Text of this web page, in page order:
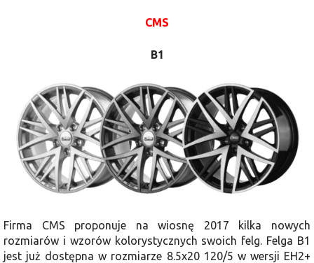
CMS
B1
Firma CMS proponuje na wiosnę 2017 kilka nowych
rozmiarów i wzorów kolorystycznych swoich felg. Felga B1
jest już dostępna w rozmiarze 8.5x20 120/5 w wersji EH2+